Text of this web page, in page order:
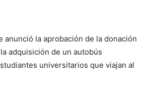
anunció la aprobación de la donación
adquisición de un autobús
universitarios que viajan al